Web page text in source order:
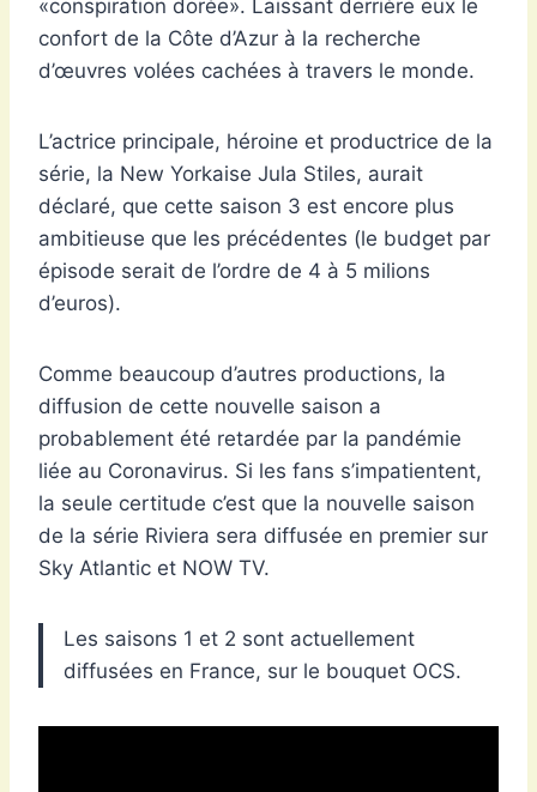
«conspiration dorée». Laissant derrière eux le
confort de la Côte d’Azur à la recherche
d’œuvres volées cachées à travers le monde.
L’actrice principale, héroine et productrice de la
série, la New Yorkaise Jula Stiles, aurait
déclaré, que cette saison 3 est encore plus
ambitieuse que les précédentes (le budget par
épisode serait de l’ordre de 4 à 5 milions
d’euros).
Comme beaucoup d’autres productions, la
diffusion de cette nouvelle saison a
probablement été retardée par la pandémie
liée au Coronavirus. Si les fans s’impatientent,
la seule certitude c’est que la nouvelle saison
de la série Riviera sera diffusée en premier sur
Sky Atlantic et NOW TV.
Les saisons 1 et 2 sont actuellement
diffusées en France, sur le bouquet OCS.